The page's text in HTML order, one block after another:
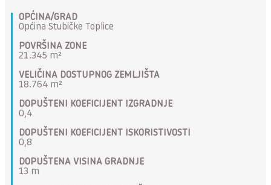
OPĆINA/GRAD
Općina Stubičke Toplice
POVRŠINA ZONE
21.345 m²
VELIČINA DOSTUPNOG ZEMLJIŠTA
18.764 m²
DOPUŠTENI KOEFICIJENT IZGRADNJE
0,4
DOPUŠTENI KOEFICIJENT ISKORISTIVOSTI
0,8
DOPUŠTENA VISINA GRADNJE
13 m